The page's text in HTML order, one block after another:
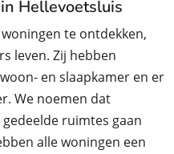
Hellevoetsluis
te ontdekken,
leven. Zij hebben
en slaapkamer en er
We noemen dat
ruimtes gaan
alle woningen een